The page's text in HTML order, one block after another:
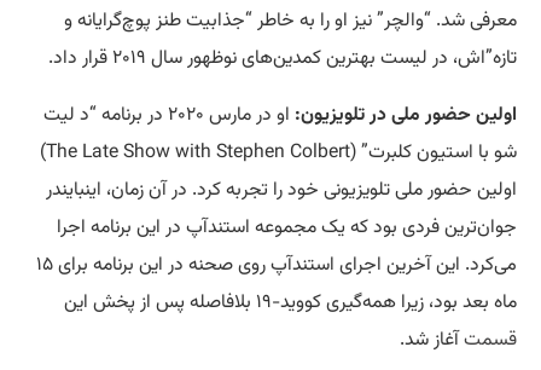
معرفی شد. “والچر” نیز او را به خاطر “جذابیت طنز پوچ‌گرایانه و
تازه”اش، در لیست بهترین کمدین‌های نوظهور سال ۲۰۱۹ قرار داد.
اولین حضور ملی در تلویزیون:
او در مارس ۲۰۲۰ در برنامه “د لیت
شو با استیون کلبرت” (The Late Show with Stephen Colbert)
اولین حضور ملی تلویزیونی خود را تجربه کرد. در آن زمان، اینبایندر
جوان‌ترین فردی بود که یک مجموعه استندآپ در این برنامه اجرا
می‌کرد. این آخرین اجرای استندآپ روی صحنه در این برنامه برای ۱۵
ماه بعد بود، زیرا همه‌گیری کووید-۱۹ بلافاصله پس از پخش این
قسمتآغاز شد.